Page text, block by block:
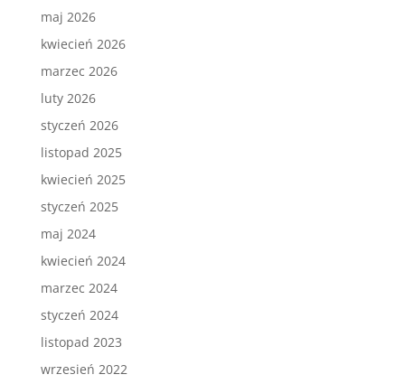
maj 2026
kwiecień 2026
marzec 2026
luty 2026
styczeń 2026
listopad 2025
kwiecień 2025
styczeń 2025
maj 2024
kwiecień 2024
marzec 2024
styczeń 2024
listopad 2023
wrzesień 2022